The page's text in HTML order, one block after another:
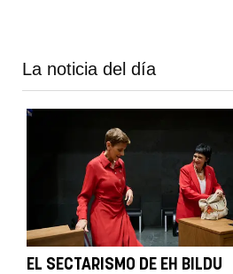
La noticia del día
EL SECTARISMO DE EH BILDU